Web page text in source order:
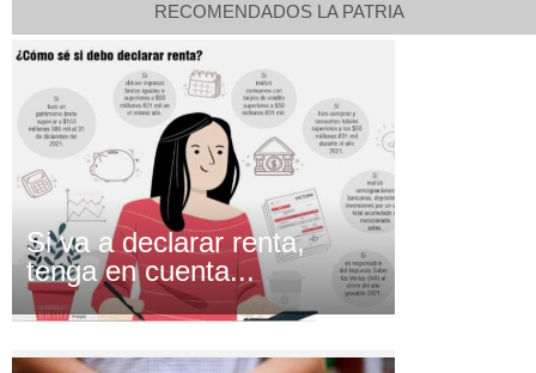
RECOMENDADOS LA PATRIA
Si va a declarar renta,
tenga en cuenta...